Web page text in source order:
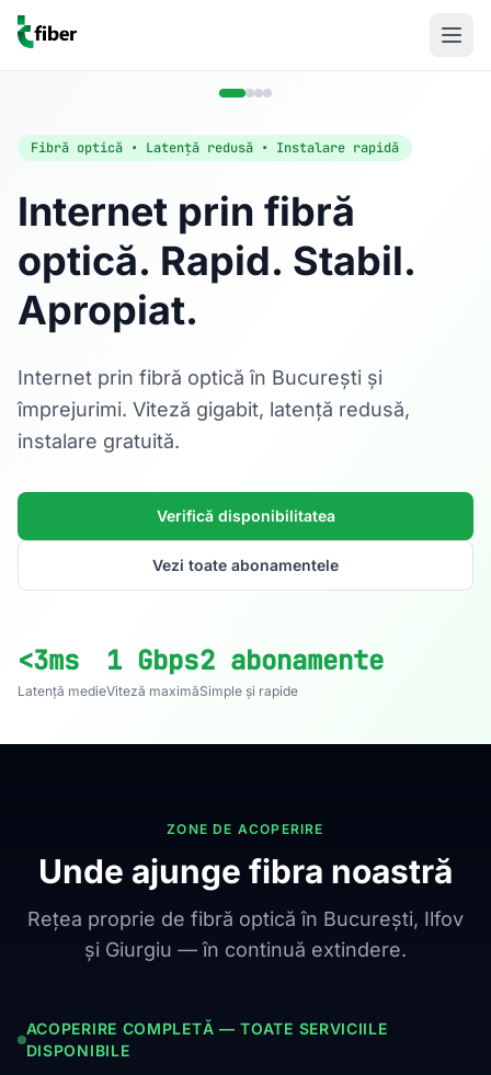
Fibră optică • Latență redusă • Instalare rapidă
Internet prin fibră
optică. Rapid. Stabil.
Apropiat.
Internet prin fibră optică în București și
împrejurimi. Viteză gigabit, latență redusă,
instalare gratuită.
Verifică disponibilitatea
Vezi toate abonamentele
<3ms
Latență medie
1 Gbps
Viteză maximă
2 abonamente
Simple și rapide
Acasă
Internet Rezidențial
Fibră optică până la 1 Gbps, direct în casa ta.
ZONE DE ACOPERIRE
Unde ajunge fibra noastră
Rețea proprie de fibră optică în București, Ilfov
și Giurgiu — în continuă extindere.
ACOPERIRE COMPLETĂ — TOATE SERVICIILE
DISPONIBILE